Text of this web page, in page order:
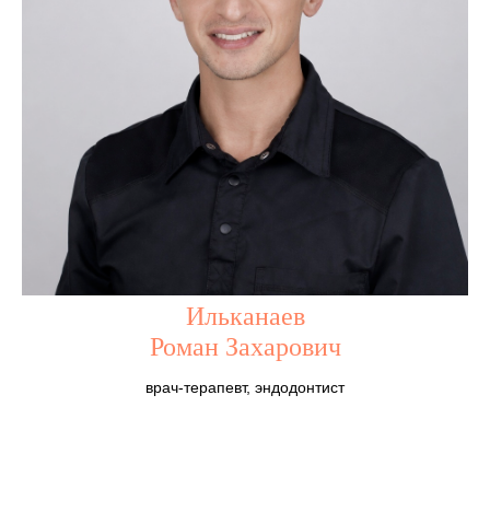
Ильканаев
Роман Захарович
врач-терапевт, эндодонтист